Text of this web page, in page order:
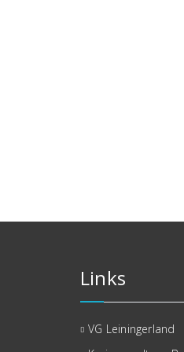
Links
VG Leiningerland